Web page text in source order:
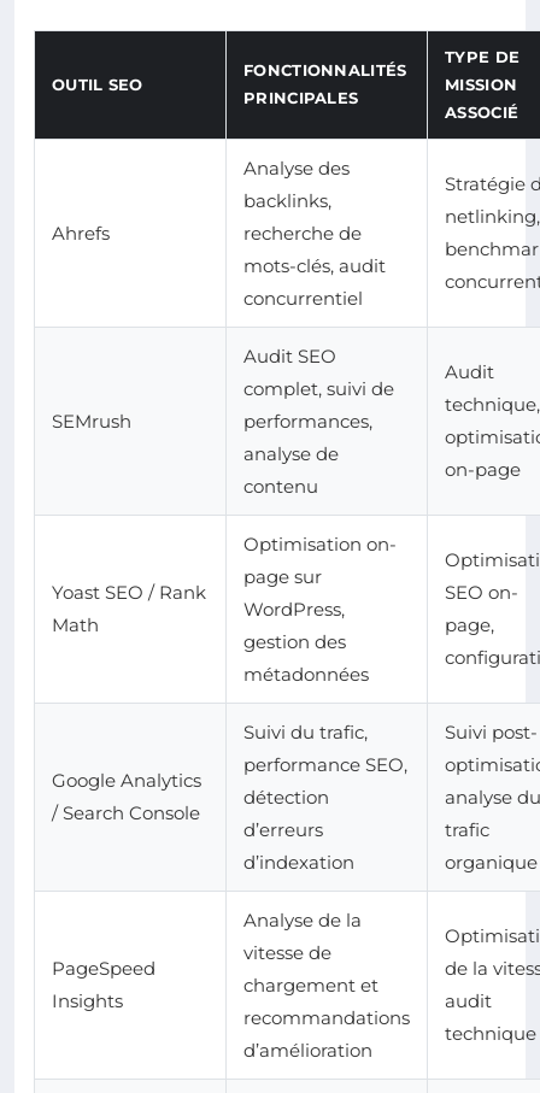
OUTIL SEO
FONCTIONNALITÉS
PRINCIPALES
TYPE DE
MISSION
ASSOCIÉ
Ahrefs
Analyse des
backlinks,
recherche de
mots-clés, audit
concurrentiel
Stratégie
netlinking,
SEMrush
Audit SEO
complet, suivi de
performances,
analyse de
contenu
Audit
technique,
on-page
Yoast SEO / Rank
Math
Optimisation on-
page sur
WordPress,
gestion des
métadonnées
SEO on-
page,
Google Analytics
/ Search Console
Suivi du trafic,
performance SEO,
détection
d’erreurs
d’indexation
Suivi post-
analyse du
trafic
organique
PageSpeed
Insights
Analyse de la
vitesse de
chargement et
recommandations
d’amélioration
de la
audit
technique